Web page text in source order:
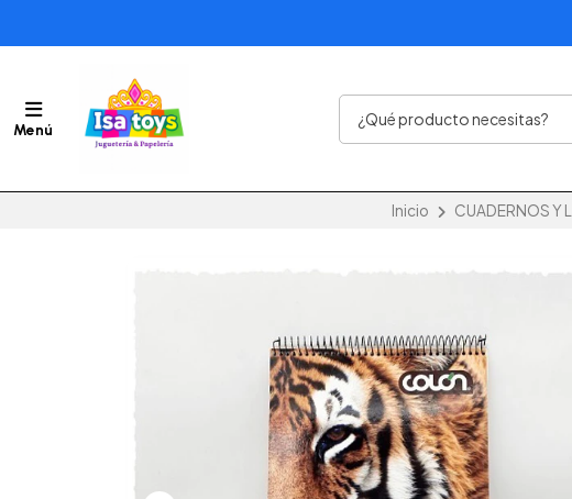
Menú
Inicio CUADERNOS Y